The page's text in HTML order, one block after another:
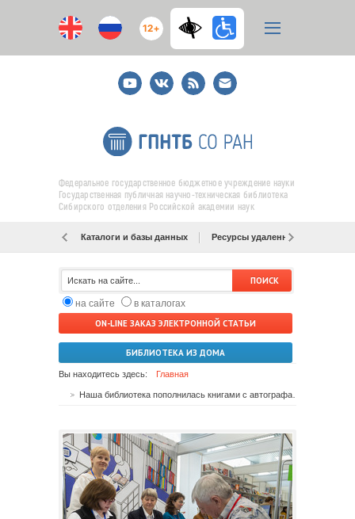
12+
YoutubeВКонтакте
RSS
E-
mail
подписка
Федеральное государственное бюджетное учреждение науки
Государственная публичная научно-техническая библиотека
Сибирского отделения Российской академии наук
Каталоги и базы данных Ресурсы удаленного доступа
на сайте
в каталогах
ON-LINE ЗАКАЗ ЭЛЕКТРОННОЙ СТАТЬИ
БИБЛИОТЕКА ИЗ ДОМА
Вы находитесь здесь: Главная